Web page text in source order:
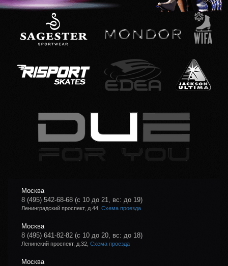
Москва
8 (495) 542-68-68 (с 10 до 21, вс: до 19)
Ленинградский проспект, д.44, Схема проезда
Москва
8 (495) 641-82-82 (с 10 до 20, вс: до 18)
Ленинский проспект, д.32, Схема проезда
Москва